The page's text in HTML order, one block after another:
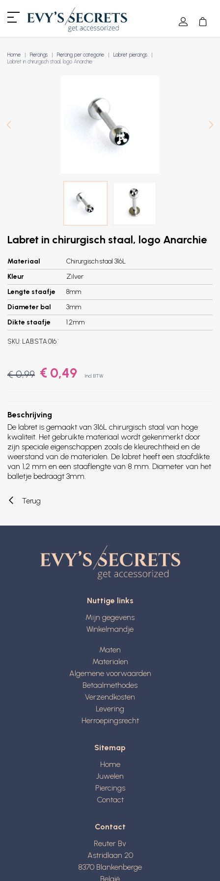
Home Piercings Piercing per categorie
Labret piercings
Labret in chirurgisch staal, logo Anarchie
Labret in chirurgisch staal, logo Anarchie
Materiaal
Chirurgisch staal 316L
Kleur
Zilver
Lengte staafje
8mm
Diameter bal
3mm
Dikte staafje
1.2mm
SKU: LAB.STA.016
€ 0,99 € 0,49 Incl. BTW
Beschrijving
De labret is gemaakt van 316L chirurgisch staal van hoge
kwaliteit. Het gebruikte materiaal wordt gekenmerkt door
zijn speciale eigenschappen zoals de kleurechtheid en de
weerstand van de materialen. De labret heeft een staafdikte
van 1,2 mm en een staaflengte van 8 mm. Diameter van het
balletje bedraagt 3mm.
Terug
Nuttige links
Mijn gegevens
Winkelmandje
Maten
Materialen
Algemene voorwaarden
Betaalmethodes
Verzendkosten
Levering
Herroepingsrecht
Sitemap
Home
Juwelen
Piercings
Contact
Contact
Reuter Bv
Astridlaan 20
8370 Blankenberge
België